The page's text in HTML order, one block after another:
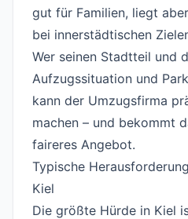
gut für Familien, liegt
bei innerstädtischen
Wer seinen Stadtteil und
Aufzugssituation und
kann der Umzugsfirma
machen – und bekommt
faireres Angebot.
Typische
Kiel
Die größte Hürde in Kiel